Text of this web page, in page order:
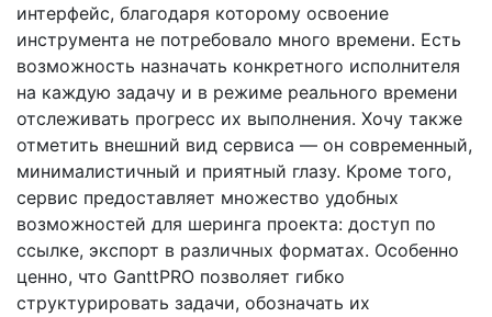
интерфейс, благодаря которому освоение
инструмента не потребовало много времени. Есть
возможность назначать конкретного исполнителя
на каждую задачу и в режиме реального времени
отслеживать прогресс их выполнения. Хочу также
отметить внешний вид сервиса — он современный,
минималистичный и приятный глазу. Кроме того,
сервис предоставляет множество удобных
возможностей для шеринга проекта: доступ по
ссылке, экспорт в различных форматах. Особенно
ценно, что GanttPRO позволяет гибко
структурировать задачи, обозначать их